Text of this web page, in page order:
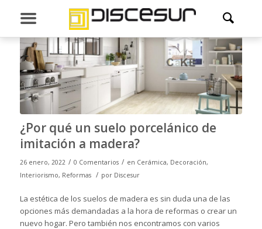
¿Por qué un suelo porcelánico de
imitación a madera?
26 enero, 2022 / 0 Comentarios / en Cerámica, Decoración,
Interiorismo, Reformas / por Discesur
La estética de los suelos de madera es sin duda una de las
opciones más demandadas a la hora de reformas o crear un
nuevo hogar. Pero también nos encontramos con varios